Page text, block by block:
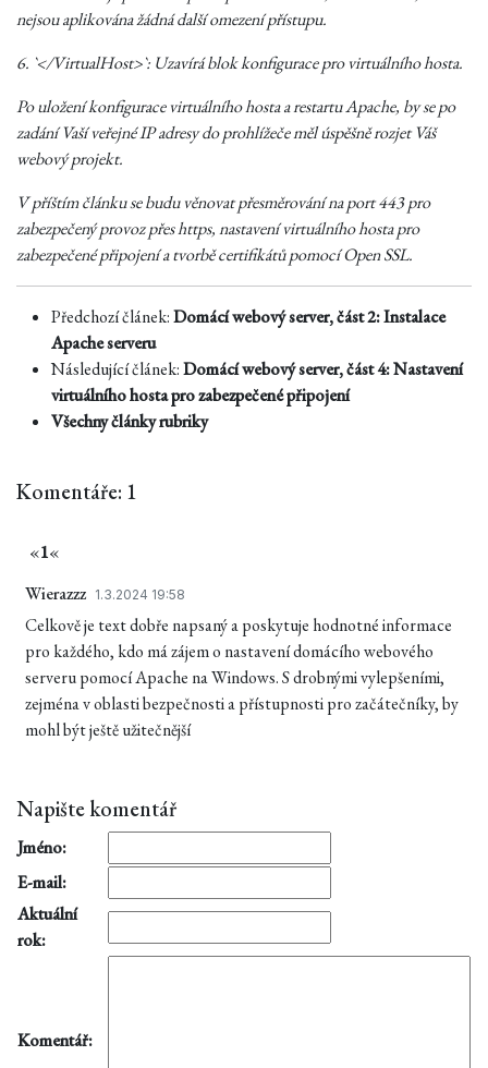
nejsou aplikována žádná další omezení přístupu.
6. `</VirtualHost>`: Uzavírá blok konfigurace pro virtuálního hosta.
Po uložení konfigurace virtuálního hosta a restartu Apache, by se po
zadání Vaší veřejné IP adresy do prohlížeče měl úspěšně rozjet Váš
webový projekt.
V příštím článku se budu věnovat přesměrování na port 443 pro
zabezpečený provoz přes https, nastavení virtuálního hosta pro
zabezpečené připojení a tvorbě certifikátů pomocí Open SSL.
Předchozí článek:Domácí webový server, část 2: Instalace
Apache serveru
Následující článek:Domácí webový server, část 4: Nastavení
virtuálního hosta pro zabezpečené připojení
Všechny články rubriky
Komentáře: 1
«1«
Wierazzz 1.3.2024 19:58
Celkově je text dobře napsaný a poskytuje hodnotné informace
pro každého, kdo má zájem o nastavení domácího webového
serveru pomocí Apache na Windows. S drobnými vylepšeními,
zejména v oblasti bezpečnosti a přístupnosti pro začátečníky, by
mohl být ještě užitečnější
Napište komentář
Jméno:
E-mail:
Aktuální
rok:
Komentář: